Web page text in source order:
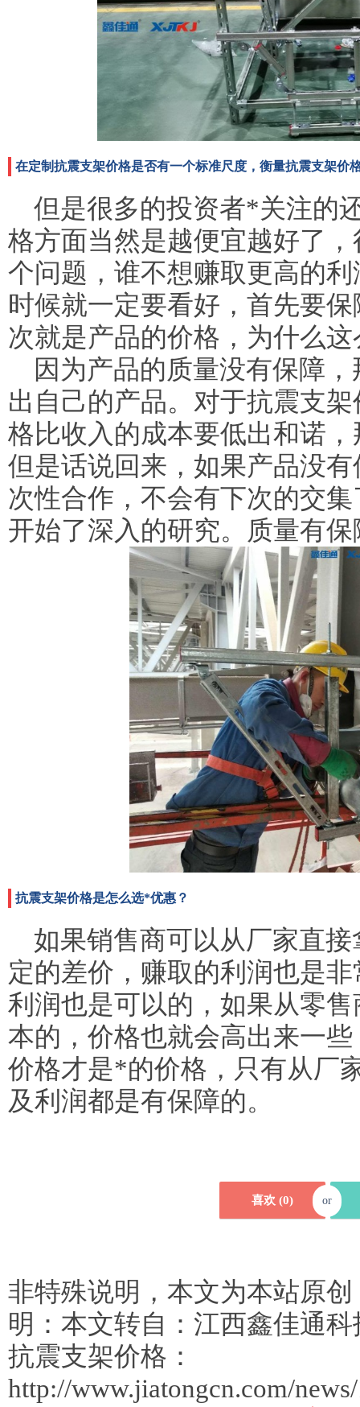
在定制抗震支架价格是否有一个标准尺度，衡量抗震支架价
但是很多的投资者*关注的
格方面当然是越便宜越好了
个问题，谁不想赚取更高的
时候就一定要看好，首先要
次就是产品的价格，为什么
因为产品的质量没有保障
出自己的产品。对于抗震支
格比收入的成本要低出和诺
但是话说回来，如果产品没
次性合作，不会有下次的交
开始了深入的研究。质量有
抗震支架价格是怎么选*优惠？
如果销售商可以从厂家直
定的差价，赚取的利润也是
利润也是可以的，如果从零
本的，价格也就会高出来一些
价格才是*的价格，只有从厂
及利润都是有保障的。
喜欢 (0) or
非特殊说明，本文为本站原
明：本文转自：江西鑫佳通
抗震支架价格：
http://www.jiatongcn.com/